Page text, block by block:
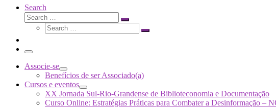
Search
Search
Search
Search
Search
Menu
Associe-se
Benefícios de ser Associado(a)
Cursos e eventos
XX Jornada Sul-Rio-Grandense de Biblioteconomia e Documentação
Curso Online: Estratégias Práticas para Combater a Desinformação –